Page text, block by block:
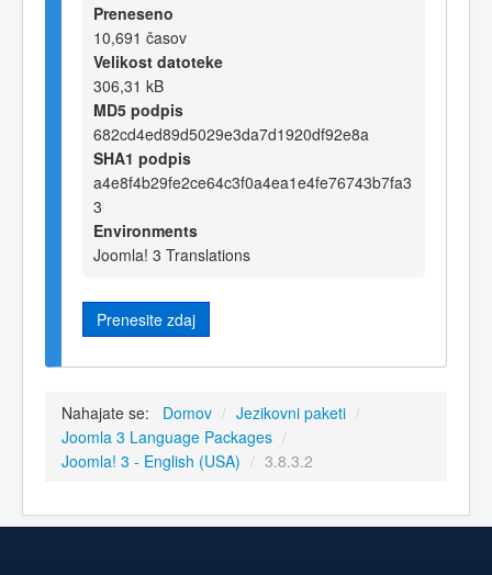
Preneseno
10,691 časov
Velikost datoteke
306,31 kB
MD5 podpis
682cd4ed89d5029e3da7d1920df92e8a
SHA1 podpis
a4e8f4b29fe2ce64c3f0a4ea1e4fe76743b7fa3
3
Environments
Joomla! 3 Translations
Prenesite zdaj
Nahajate se: Domov / Jezikovni paketi /
Joomla 3 Language Packages /
Joomla! 3 - English (USA) / 3.8.3.2